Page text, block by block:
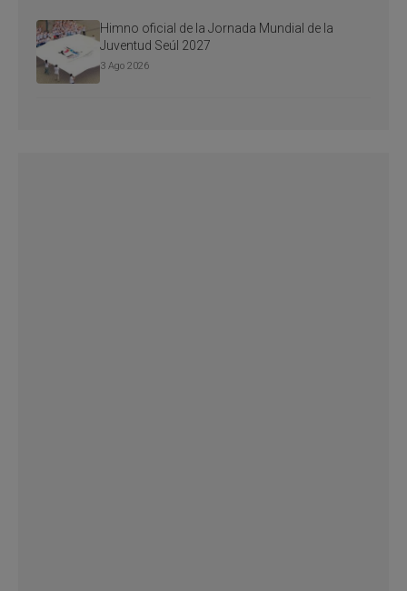
Himno oficial de la Jornada Mundial de la
Juventud Seúl 2027
3 Ago 2026